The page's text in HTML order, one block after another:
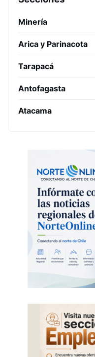
Minería
Arica y Parinacota
Tarapacá
Antofagasta
Atacama